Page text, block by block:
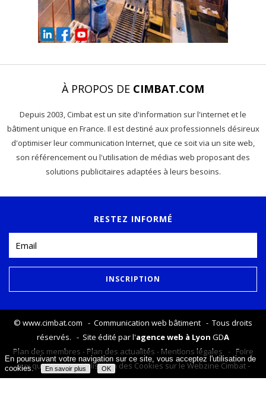
À PROPOS DE CIMBAT.COM
Depuis 2003, Cimbat est un site d'information sur l'internet et le
bâtiment unique en France. Il est destiné aux professionnels désireux
d'optimiser leur communication Internet, que ce soit via un site web,
son référencement ou l'utilisation de médias web proposant des
solutions publicitaires adaptées à leurs besoins.
RESTEZ INFORMÉ
© www.cimbat.com - Communication web bâtiment - Tous droits
réservés. - Site édité par l'agence web à Lyon GDA
Plan des membres -Plan des actualités -Mentions légales - Foire
aux questions-Utilisation des Cookies sur le Webzine Cimbat-
En poursuivant votre navigation sur ce site, vous acceptez l'utilisation de
cookies.
En savoir plus OK